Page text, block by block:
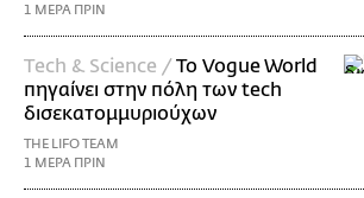
1 ΜΕΡΑ ΠΡΙΝ
Τech & Science /Το Vogue World
πηγαίνει στην πόλη των tech
δισεκατομμυριούχων
THE LIFO TEAM
1 ΜΕΡΑ ΠΡΙΝ